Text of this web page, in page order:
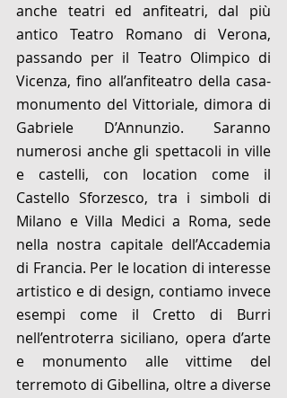
anche teatri ed anfiteatri, dal più
antico Teatro Romano di Verona,
passando per il Teatro Olimpico di
Vicenza, fino all’anfiteatro della casa-
monumento del Vittoriale, dimora di
Gabriele D’Annunzio. Saranno
numerosi anche gli spettacoli in ville
e castelli, con location come il
Castello Sforzesco, tra i simboli di
Milano e Villa Medici a Roma, sede
nella nostra capitale dell’Accademia
di Francia. Per le location di interesse
artistico e di design, contiamo invece
esempi come il Cretto di Burri
nell’entroterra siciliano, opera d’arte
e monumento alle vittime del
terremoto di Gibellina, oltre a diverse